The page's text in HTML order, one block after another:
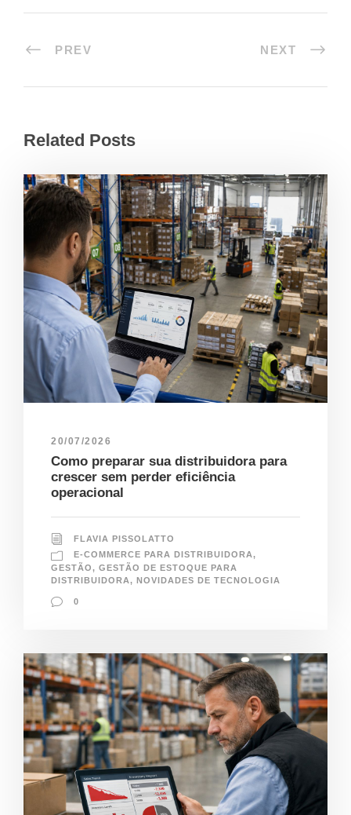
PREV NEXT
Related Posts
20/07/2026
Como preparar sua distribuidora para
crescer sem perder eficiência
operacional
FLAVIA PISSOLATTO
E-COMMERCE PARA DISTRIBUIDORA,
GESTÃO, GESTÃO DE ESTOQUE PARA
DISTRIBUIDORA, NOVIDADES DE TECNOLOGIA
0